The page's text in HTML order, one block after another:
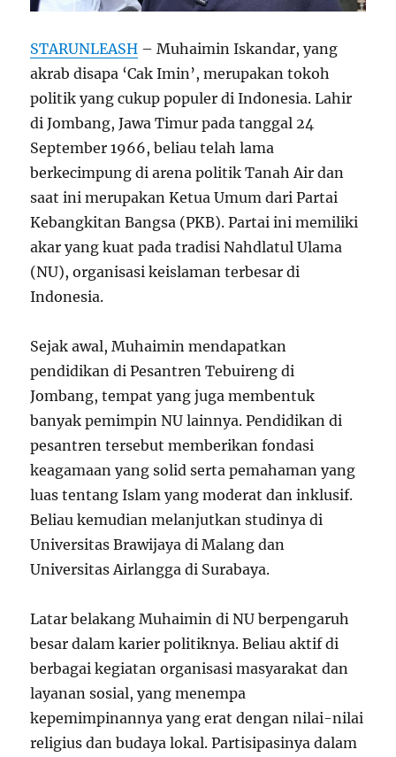
STARUNLEASH – Muhaimin Iskandar, yang
akrab disapa ‘Cak Imin’, merupakan tokoh
politik yang cukup populer di Indonesia. Lahir
di Jombang, Jawa Timur pada tanggal 24
September 1966, beliau telah lama
berkecimpung di arena politik Tanah Air dan
saat ini merupakan Ketua Umum dari Partai
Kebangkitan Bangsa (PKB). Partai ini memiliki
akar yang kuat pada tradisi Nahdlatul Ulama
(NU), organisasi keislaman terbesar di
Indonesia.
Sejak awal, Muhaimin mendapatkan
pendidikan di Pesantren Tebuireng di
Jombang, tempat yang juga membentuk
banyak pemimpin NU lainnya. Pendidikan di
pesantren tersebut memberikan fondasi
keagamaan yang solid serta pemahaman yang
luas tentang Islam yang moderat dan inklusif.
Beliau kemudian melanjutkan studinya di
Universitas Brawijaya di Malang dan
Universitas Airlangga di Surabaya.
Latar belakang Muhaimin di NU berpengaruh
besar dalam karier politiknya. Beliau aktif di
berbagai kegiatan organisasi masyarakat dan
layanan sosial, yang menempa
kepemimpinannya yang erat dengan nilai-nilai
religius dan budaya lokal. Partisipasinya dalam